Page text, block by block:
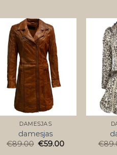
DAMESJAS
damesjas
€89.00 €59.00
€